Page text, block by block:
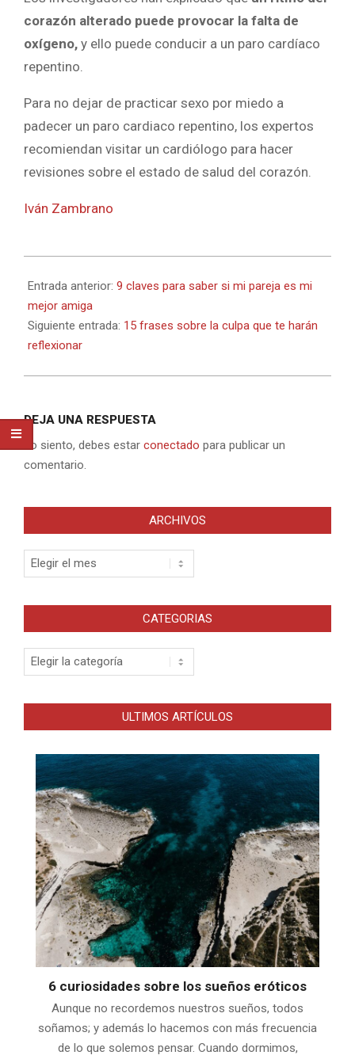
corazón alterado puede provocar la falta de
oxígeno, y ello puede conducir a un paro cardíaco
repentino.
Para no dejar de practicar sexo por miedo a
padecer un paro cardiaco repentino, los expertos
recomiendan visitar un cardiólogo para hacer
revisiones sobre el estado de salud del corazón.
Iván Zambrano
02-
25
Entrada anterior: 9 claves para saber si mi pareja es mi
mejor amiga
Siguiente entrada: 15 frases sobre la culpa que te harán
reflexionar
DEJA UNA RESPUESTA
Lo siento, debes estar conectado para publicar un
comentario.
ARCHIVOS
Archivos
CATEGORIAS
Categorias
ULTIMOS ARTÍCULOS
6 curiosidades sobre los sueños eróticos
Aunque no recordemos nuestros sueños, todos
soñamos; y además lo hacemos con más frecuencia
de lo que solemos pensar. Cuando dormimos,